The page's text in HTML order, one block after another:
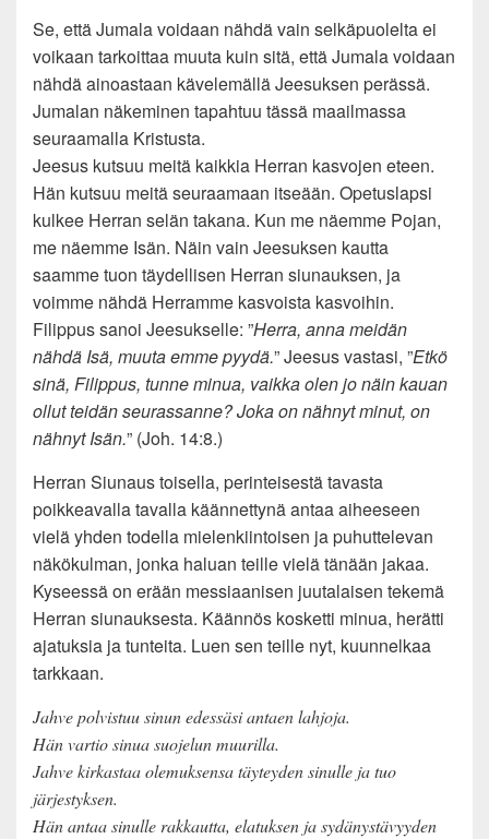
Se, että Jumala voidaan nähdä vain selkäpuolelta ei
voikaan tarkoittaa muuta kuin sitä, että Jumala voidaan
nähdä ainoastaan kävelemällä Jeesuksen perässä.
Jumalan näkeminen tapahtuu tässä maailmassa
seuraamalla Kristusta.
Jeesus kutsuu meitä kaikkia Herran kasvojen eteen.
Hän kutsuu meitä seuraamaan itseään. Opetuslapsi
kulkee Herran selän takana. Kun me näemme Pojan,
me näemme Isän. Näin vain Jeesuksen kautta
saamme tuon täydellisen Herran siunauksen, ja
voimme nähdä Herramme kasvoista kasvoihin.
Filippus sanoi Jeesukselle: ”Herra, anna meidän
nähdä Isä, muuta emme pyydä.” Jeesus vastasi, ”Etkö
sinä, Filippus, tunne minua, vaikka olen jo näin kauan
ollut teidän seurassanne? Joka on nähnyt minut, on
nähnyt Isän.” (Joh. 14:8.)
Herran Siunaus toisella, perinteisestä tavasta
poikkeavalla tavalla käännettynä antaa aiheeseen
vielä yhden todella mielenkiintoisen ja puhuttelevan
näkökulman, jonka haluan teille vielä tänään jakaa.
Kyseessä on erään messiaanisen juutalaisen tekemä
Herran siunauksesta. Käännös kosketti minua, herätti
ajatuksia ja tunteita. Luen sen teille nyt, kuunnelkaa
tarkkaan.
Jahve polvistuu sinun edessäsi antaen lahjoja.
Hän vartio sinua suojelun muurilla.
Jahve kirkastaa olemuksensa täyteyden sinulle ja tuo
järjestyksen.
Hän antaa sinulle rakkautta, elatuksen ja sydänystävyyden